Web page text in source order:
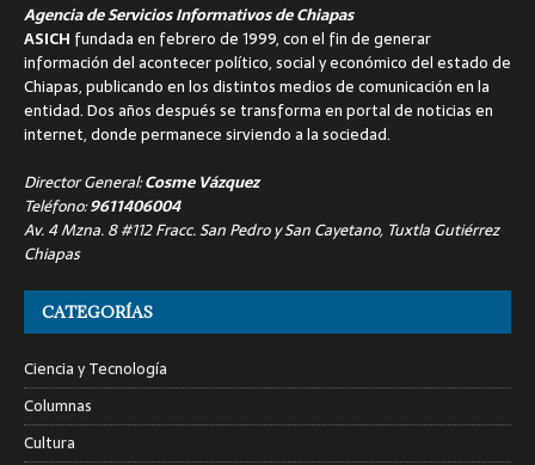
Agencia de Servicios Informativos de Chiapas
ASICH fundada en febrero de 1999, con el fin de generar
información del acontecer político, social y económico del estado de
Chiapas, publicando en los distintos medios de comunicación en la
entidad. Dos años después se transforma en portal de noticias en
internet, donde permanece sirviendo a la sociedad.
Director General:Cosme Vázquez
Teléfono:9611406004
Av. 4 Mzna. 8 #112 Fracc. San Pedro y San Cayetano, Tuxtla Gutiérrez
Chiapas
CATEGORÍAS
Ciencia y Tecnología
Columnas
Cultura